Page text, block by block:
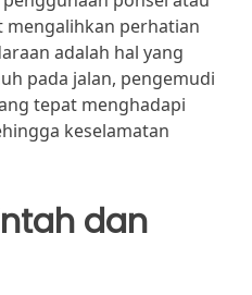
mengalihkan perhatian
adalah hal yang
pada jalan, pengemudi
tepat menghadapi
keselamatan
dan